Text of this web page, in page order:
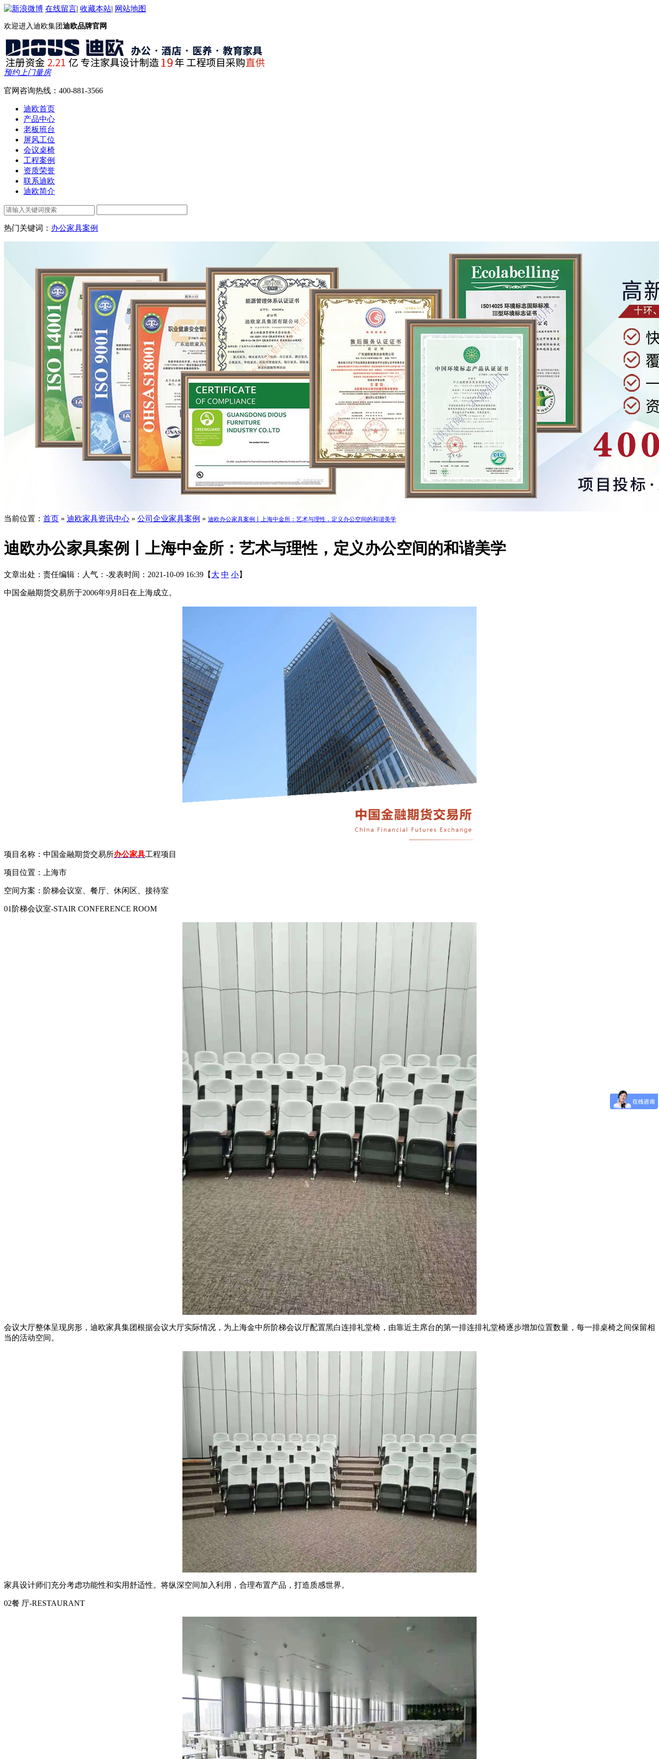
在线留言| 收藏本站| 网站地图
欢迎进入迪欧集团迪欧品牌官网
预约上门量房
官网咨询热线： 400-881-3566
迪欧首页
产品中心
老板班台
屏风工位
会议桌椅
工程案例
资质荣誉
联系迪欧
迪欧简介
热门关键词： 办公家具案例
当前位置： 首页 » 迪欧家具资讯中心 » 公司企业家具案例 » 迪欧办公家具案例丨上海中金所：艺术与理性，定义办公空间的和谐美学
迪欧办公家具案例丨上海中金所：艺术与理性，定义办公空间的和谐美学
文章出处： 责任编辑： 人气： -发表时间：2021-10-09 16:39【 大 中 小】
中国金融期货交易所于2006年9月8日在上海成立。
项目名称：中国金融期货交易所办公家具工程项目
项目位置：上海市
空间方案：阶梯会议室、餐厅、休闲区、接待室
01阶梯会议室-STAIR CONFERENCE ROOM
会议大厅整体呈现房形，迪欧家具集团根据会议大厅实际情况，为上海金中所阶梯会议厅配置黑白连排礼堂椅，由靠近主席台的第一排连排礼堂椅逐步增加位置数量，每一排桌椅之间保留相
当的活动空间。
家具设计师们充分考虑功能性和实用舒适性。将纵深空间加入利用，合理布置产品，打造质感世界。
02餐 厅-RESTAURANT